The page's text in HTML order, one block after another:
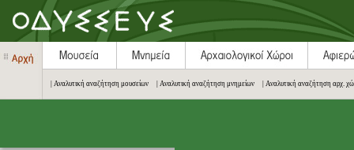
| Αναλυτική αναζήτηση μουσείων | Αναλυτική αναζήτηση μνημείων | Αναλυτική αναζήτηση αρχ.